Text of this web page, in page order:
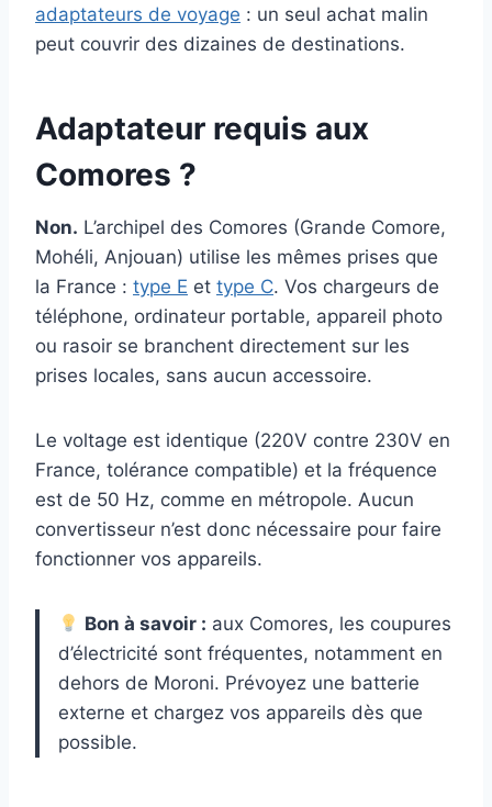
adaptateurs de voyage : un seul achat malin
peut couvrir des dizaines de destinations.
Adaptateur requis aux
Comores ?
Non. L’archipel des Comores (Grande Comore,
Mohéli, Anjouan) utilise les mêmes prises que
la France : type E et type C. Vos chargeurs de
téléphone, ordinateur portable, appareil photo
ou rasoir se branchent directement sur les
prises locales, sans aucun accessoire.
Le voltage est identique (220V contre 230V en
France, tolérance compatible) et la fréquence
est de 50 Hz, comme en métropole. Aucun
convertisseur n’est donc nécessaire pour faire
fonctionner vos appareils.
Bon à savoir : aux Comores, les coupures
d’électricité sont fréquentes, notamment en
dehors de Moroni. Prévoyez une batterie
externe et chargez vos appareils dès que
possible.